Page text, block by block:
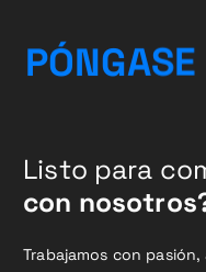
PÓNGASE
Listo para
con
Trabajamos con